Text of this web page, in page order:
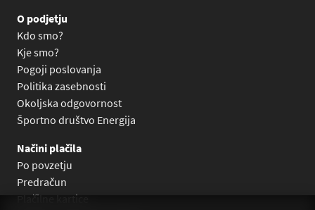
O podjetju
Kdo smo?
Kje smo?
Pogoji poslovanja
Politika zasebnosti
Okoljska odgovornost
Športno društvo Energija
Načini plačila
Po povzetju
Predračun
Plačilne kartice